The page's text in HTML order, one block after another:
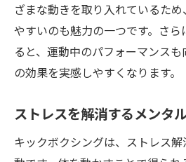
ざまな動きを取り入れているた
やすいのも魅力の一つです。さ
ると、運動中のパフォーマンス
の効果を実感しやすくなります。
ストレスを解消するメンタ
キックボクシングは、ストレス